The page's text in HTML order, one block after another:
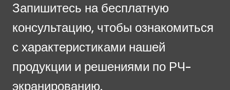
Запишитесь на бесплатную
консультацию, чтобы ознакомиться
с характеристиками нашей
продукции и решениями по РЧ-
экранированию.